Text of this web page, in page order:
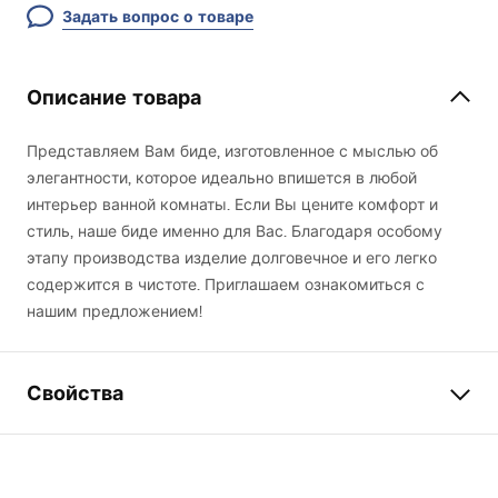
Задать вопрос о товаре
Описание товара
Представляем Вам биде, изготовленное с мыслью об
элегантности, которое идеально впишется в любой
интерьер ванной комнаты. Если Вы цените комфорт и
стиль, наше биде именно для Вас. Благодаря особому
этапу производства изделие долговечное и его легко
содержится в чистоте. Приглашаем ознакомиться с
нашим предложением!
Свойства